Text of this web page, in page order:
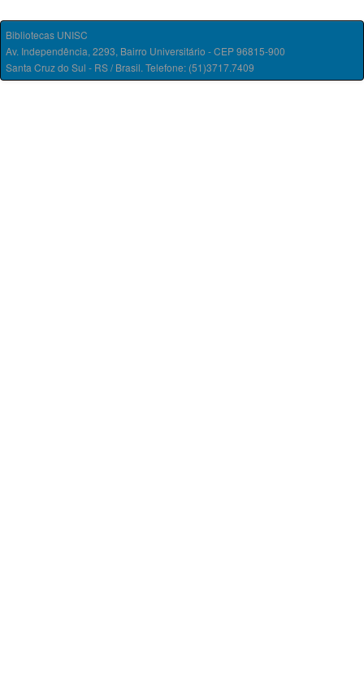
Bibliotecas UNISC
Av. Independência, 2293, Bairro Universitário - CEP 96815-900
Santa Cruz do Sul - RS / Brasil. Telefone: (51)3717.7409